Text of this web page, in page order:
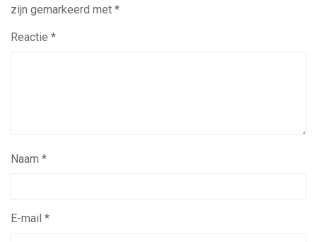
zijn gemarkeerd met *
Reactie *
Naam *
E-mail *